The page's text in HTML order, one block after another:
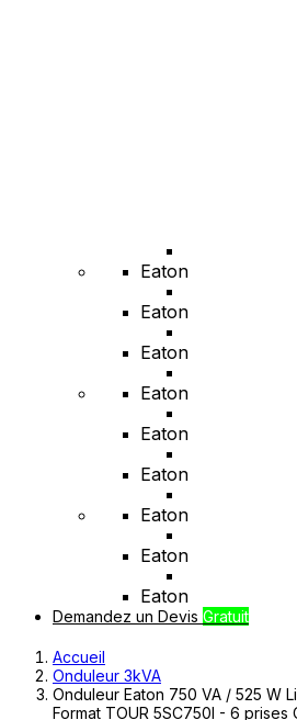
Eaton
Eaton
Eaton
Eaton
Eaton
Eaton
Eaton
Eaton
Eaton
Demandez un Devis Gratuit
Accueil
Onduleur 3kVA
Onduleur Eaton 750 VA / 525 W
Format TOUR 5SC750I - 6 prises